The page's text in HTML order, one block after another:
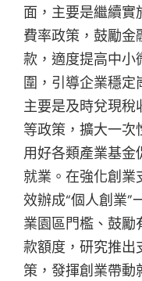
面，主要是繼續實
費率政策，鼓勵金
款，適度提高中小
圍，引導企業穩定
主要是及時兌現
等政策，擴大一
用好各類產業基金
就業。在強化創業
效辦成“個人創業”
業園區門檻、鼓勵
款額度，研究推出
策，發揮創業帶動